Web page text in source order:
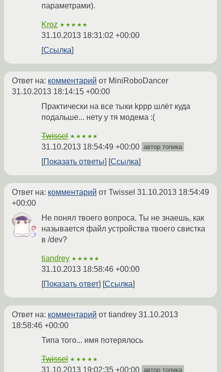
параметрами).
Kroz ★★★★★
31.10.2013 18:31:02 +00:00
Ссылка
Ответ на: комментарий от MiniRoboDancer
31.10.2013 18:14:15 +00:00
Практически на все тыки kppp шлёт куда
подальше... нету у тя модема :(
Twissel ★★★★★
31.10.2013 18:54:49 +00:00 автор топика
Показать ответы Ссылка
Ответ на: комментарий от Twissel 31.10.2013 18:54:49
+00:00
Не понял твоего вопроса. Ты не знаешь, как
называется файл устройства твоего свистка
в /dev?
tiandrey ★★★★★
31.10.2013 18:58:46 +00:00
Показать ответ
Ссылка
Ответ на: комментарий от tiandrey 31.10.2013
18:58:46 +00:00
Типа того... имя потерялось
Twissel ★★★★★
31.10.2013 19:02:35 +00:00 автор топика